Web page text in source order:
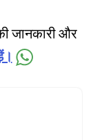
जानकारी और